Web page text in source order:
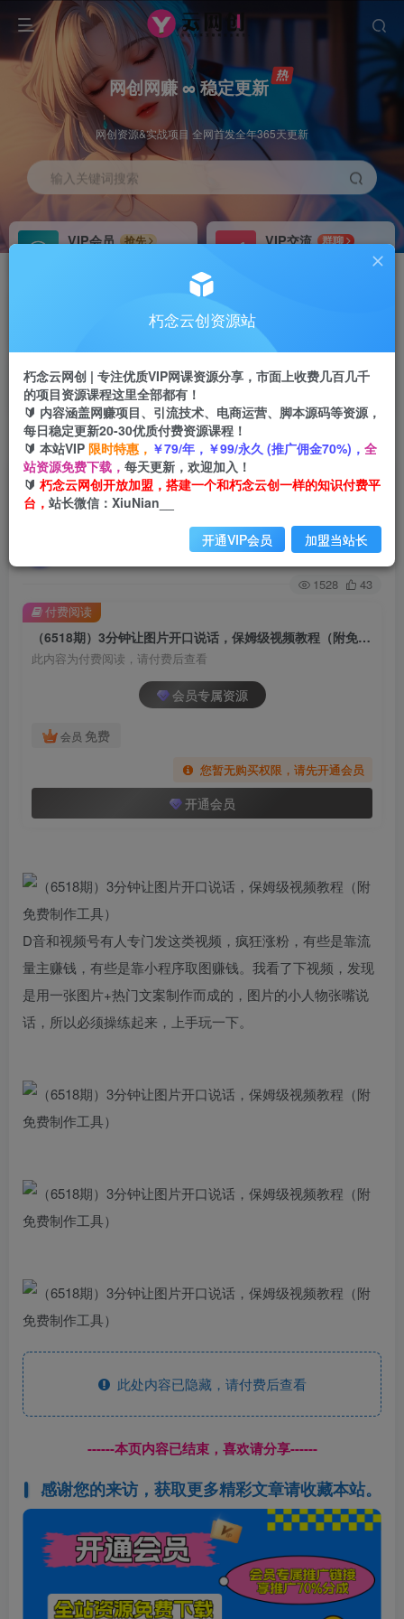
网创网赚 ∞ 稳定更新
网创资源&实战项目 全网首发全年365天更新
输入关键词搜索
VIP会员
抢先
VIP交流
群聊
研究探讨更多创业项目路子。
会员专属推广链接
四导航 导航
APP下载
GO
首页 创业课程 会员专属 正文
（6518期）3分钟让图片开口说话，保姆级视频教
程（附免费制作工具）
关注 私信
1528 43
（6518期）3分钟让图片开口说话，保姆级视频教程（附免费制作工具）
此内容为付费阅读，请付费后查看
会员专属资源
会员 免费
您暂无购买权限，请先开通会员
开通会员
付费阅读
D音和视频号有人专门发这类视频，疯狂涨粉，有些是靠流
量主赚钱，有些是靠小程序取图赚钱。我看了下视频，发现
是用一张图片+热门文案制作而成的，图片的小人物张嘴说
话，所以必须操练起来，上手玩一下。
此处内容已隐藏，请付费后查看
------本页内容已结束，喜欢请分享------
感谢您的来访，获取更多精彩文章请收藏本站。
朽念云创资源站
朽念云网创 | 专注优质VIP网课资源分享，市面上收费几百几千
的项目资源课程这里全部都有！
🔰 内容涵盖网赚项目、引流技术、电商运营、脚本源码等资源，
每日稳定更新20-30优质付费资源课程！
🔰 本站VIP 限时特惠， ￥79/年，￥99/永久 (推广佣金70%)， 全
站资源免费下载， 每天更新，欢迎加入！
🔰 朽念云网创开放加盟，搭建一个和朽念云创一样的知识付费平
台， 站长微信：XiuNian__
开通VIP会员 加盟当站长